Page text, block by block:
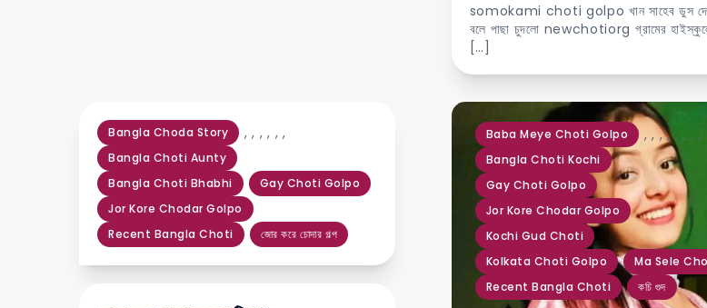
somokami choti golpo খান সাহেব ডুস
বলে পাছা চুদলো newchotiorg গ্রামের
[…]
Bangla Choda Story ,
Bangla Choti Aunty
,
Bangla Choti Bhabhi
,
Gay Choti Golpo
,
Jor Kore Chodar Golpo
,
Recent Bangla Choti
,
জোর করে চোদার গল্প
Baba Meye Choti Golpo ,
Bangla Choti Kochi
,
Gay Choti Golpo
,
Jor Kore Chodar Golpo
,
Kochi Gud Choti
,
Kolkata Choti Golpo
,
Ma Sele
,
Recent Bangla Choti
,
কচি গুদ